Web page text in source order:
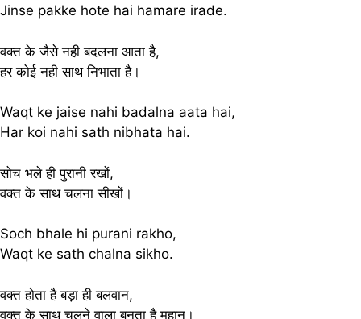
Jinse pakke hote hai hamare irade.
वक्त के जैसे नही बदलना आता है,
हर कोई नही साथ निभाता है।
Waqt ke jaise nahi badalna aata hai,
Har koi nahi sath nibhata hai.
सोच भले ही पुरानी रखों,
वक्त के साथ चलना सीखों।
Soch bhale hi purani rakho,
Waqt ke sath chalna sikho.
वक्त होता है बड़ा ही बलवान,
वक्त के साथ चलने वाला बनता है महान।